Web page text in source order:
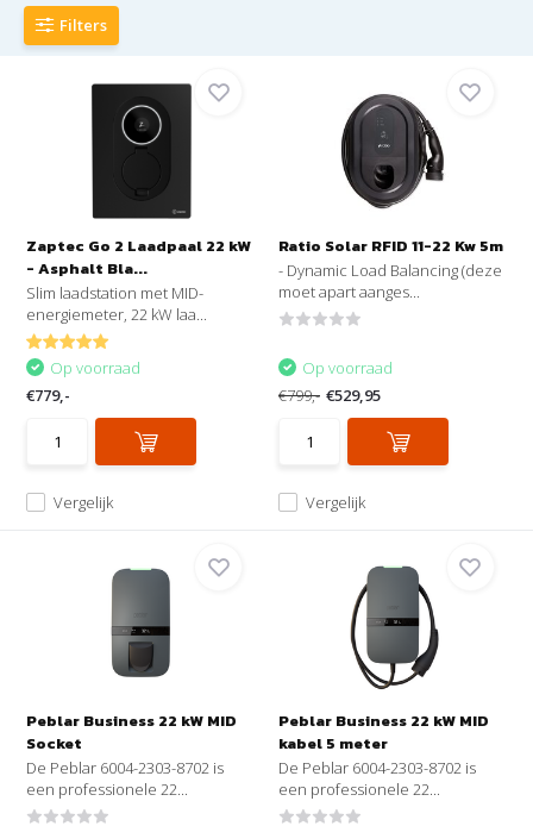
Filters
Zaptec Go 2 Laadpaal 22 kW
- Asphalt Bla...
Slim laadstation met MID-
energiemeter, 22 kW laa...
Vergelijk
Op voorraad
€779,-
Ratio Solar RFID 11-22 Kw 5m
- Dynamic Load Balancing (deze
moet apart aanges...
Vergelijk
Op voorraad
€799,- €529,95
Peblar Business 22 kW MID
Socket
De Peblar 6004-2303-8702 is
een professionele 22...
Peblar Business 22 kW MID
kabel 5 meter
De Peblar 6004-2303-8702 is
een professionele 22...